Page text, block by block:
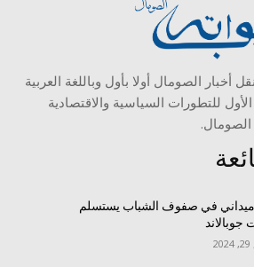
أخبار الصومال أولا بأول وباللغة العربية
للتطورات السياسية والاقتصادية
الصومال.
ميداني في صفوف الشباب يستسلم
جوبالاند